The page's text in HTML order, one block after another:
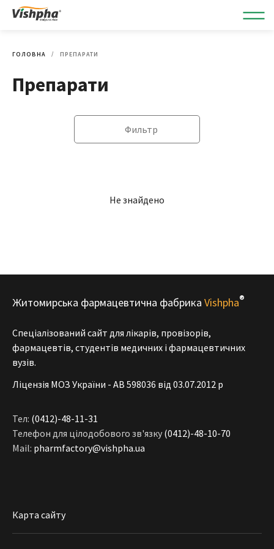
ГОЛОВНА ПРЕПАРАТИ
Препарати
Фильтр
Не знайдено
Житомирська фармацевтична фабрика Vishpha®
Спеціалізований сайт для лікарів, провізорів,
фармацевтів, студентів медичних і фармацевтичних
вузів.
Ліцензія МОЗ України - АВ 598036 від 03.07.2012 р
Тел: (0412)-48-11-31
Телефон для цілодобового зв'язку (0412)-48-10-70
Mail: pharmfactory@vishpha.ua
Карта сайту